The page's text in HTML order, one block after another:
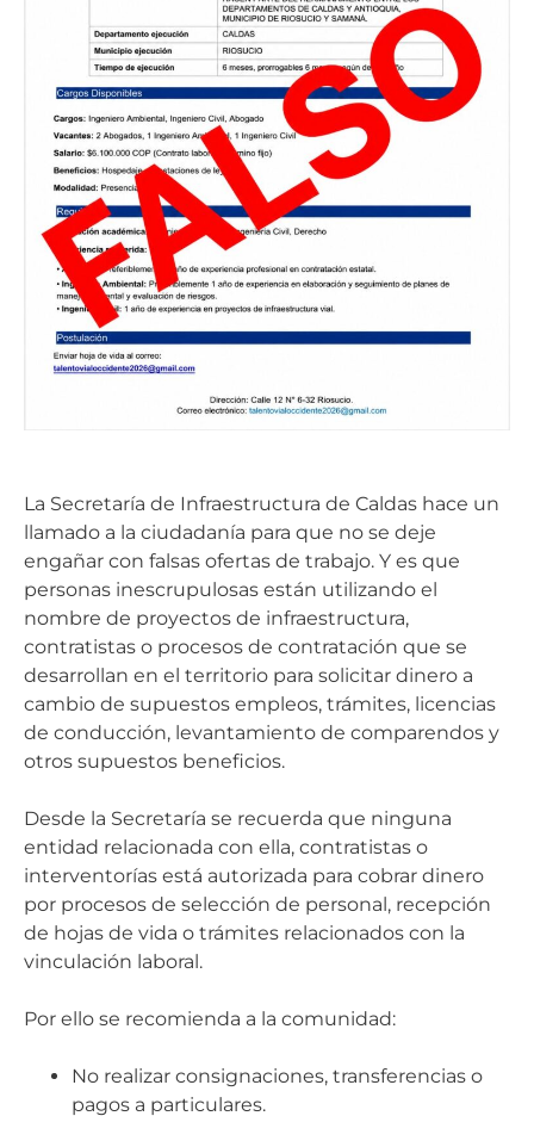
La Secretaría de Infraestructura de Caldas hace un
llamado a la ciudadanía para que no se deje
engañar con falsas ofertas de trabajo. Y es que
personas inescrupulosas están utilizando el
nombre de proyectos de infraestructura,
contratistas o procesos de contratación que se
desarrollan en el territorio para solicitar dinero a
cambio de supuestos empleos, trámites, licencias
de conducción, levantamiento de comparendos y
otros supuestos beneficios.
Desde la Secretaría se recuerda que ninguna
entidad relacionada con ella, contratistas o
interventorías está autorizada para cobrar dinero
por procesos de selección de personal, recepción
de hojas de vida o trámites relacionados con la
vinculación laboral.
Por ello se recomienda a la comunidad:
No realizar consignaciones, transferencias o
pagos a particulares.